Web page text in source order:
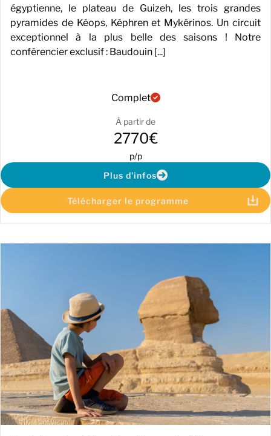
égyptienne, le plateau de Guizeh, les trois grandes
pyramides de Kéops, Képhren et Mykérinos. Un circuit
exceptionnel à la plus belle des saisons ! Notre
conférencier exclusif : Baudouin [...]
Complet
À partir de
2770€
p/p
Plus d'infos
Télécharger le programme